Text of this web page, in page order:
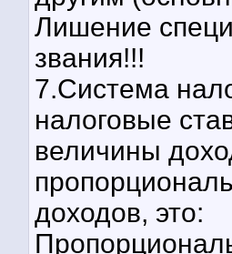
Лишение
звания!!!
7.Система
налоговые
величины
доходов, это: